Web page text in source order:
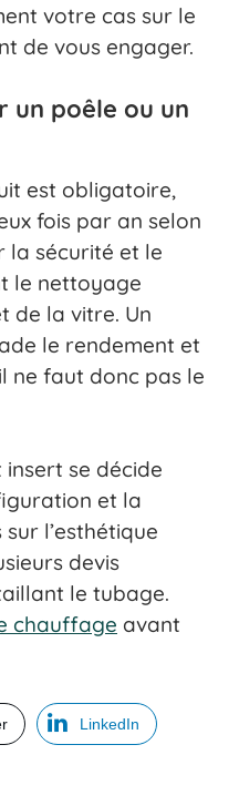
votre cas sur le
de vous engager.
un poêle ou un
est obligatoire,
fois par an selon
la sécurité et le
le nettoyage
de la vitre. Un
le rendement et
ne faut donc pas le
se décide
et la
l’esthétique
devis
le tubage.
chauffage avant
LinkedIn